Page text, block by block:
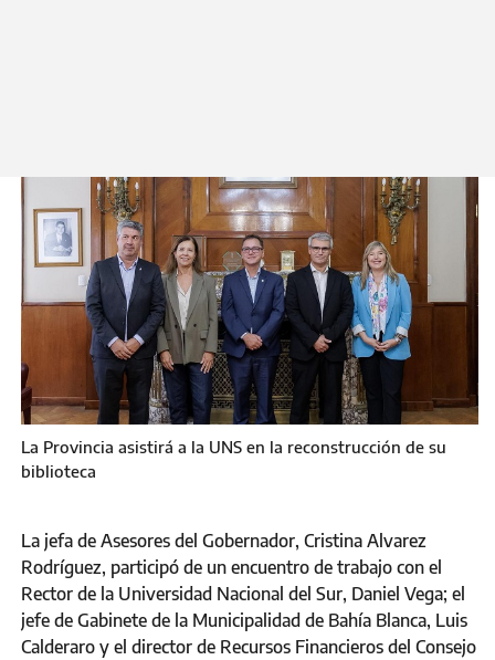
La Provincia asistirá a la UNS en la reconstrucción de su
biblioteca
La jefa de Asesores del Gobernador, Cristina Alvarez
Rodríguez, participó de un encuentro de trabajo con el
Rector de la Universidad Nacional del Sur, Daniel Vega; el
jefe de Gabinete de la Municipalidad de Bahía Blanca, Luis
Calderaro y el director de Recursos Financieros del Consejo